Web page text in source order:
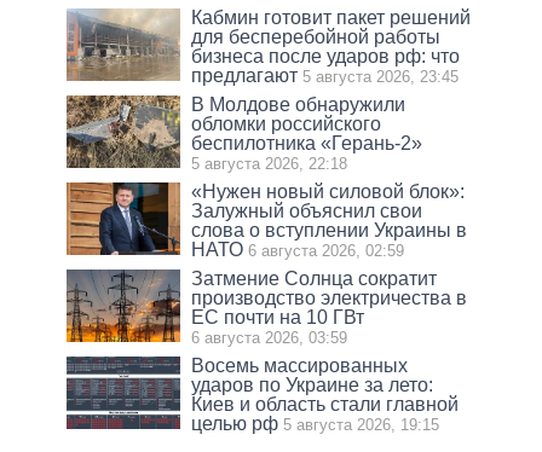
Кабмин готовит пакет решений
для бесперебойной работы
бизнеса после ударов рф: что
предлагают 5 августа 2026, 23:45
В Молдове обнаружили
обломки российского
беспилотника «Герань-2»
5 августа 2026, 22:18
«Нужен новый силовой блок»:
Залужный объяснил свои
слова о вступлении Украины в
НАТО 6 августа 2026, 02:59
Затмение Солнца сократит
производство электричества в
ЕС почти на 10 ГВт
6 августа 2026, 03:59
Восемь массированных
ударов по Украине за лето:
Киев и область стали главной
целью рф 5 августа 2026, 19:15